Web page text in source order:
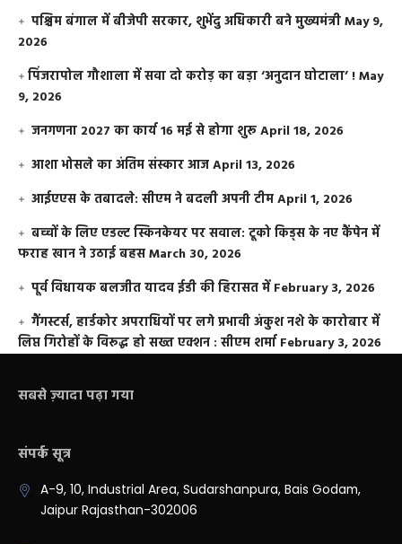
पश्चिम बंगाल में बीजेपी सरकार, शुभेंदु अधिकारी बने मुख्यमंत्रीMay 9,
2026
​पिंजरापोल गौशाला में सवा दो करोड़ का बड़ा ‘अनुदान घोटाला’ !May
9, 2026
जनगणना 2027 का कार्य 16 मई से होगा शुरूApril 18, 2026
आशा भोसले का अंतिम संस्कार आजApril 13, 2026
आईएएस के तबादले: सीएम ने बदली अपनी टीमApril 1, 2026
बच्चों के लिए एडल्ट स्किनकेयर पर सवाल: टूको किड्स के नए कैंपेन में
फराह खान ने उठाई बहसMarch 30, 2026
पूर्व विधायक बलजीत यादव ईडी की हिरासत में February 3, 2026
गैंगस्टर्स, हार्डकोर अपराधियों पर लगे प्रभावी अंकुश नशे के कारोबार में
लिप्त गिरोहों के विरूद्ध हो सख्त एक्शन : सीएम शर्मा February 3, 2026
सबसे ज़्यादा पढ़ा गया
संपर्क सूत्र
A-9, 10, Industrial Area, Sudarshanpura, Bais Godam,
Jaipur Rajasthan-302006